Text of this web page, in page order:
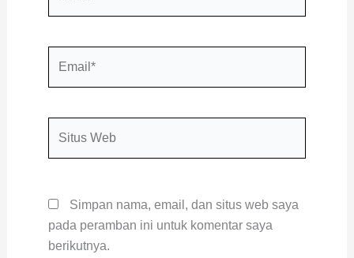
Simpan nama, email, dan situs web saya
pada peramban ini untuk komentar saya
berikutnya.